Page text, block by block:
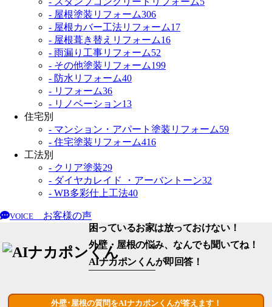
- 屋根塗装リフォーム306
- 屋根カバー工法リフォーム17
- 屋根葺き替えリフォーム16
- 雨漏り工事リフォーム52
- その他塗装リフォーム199
- 防水リフォーム40
- リフォーム36
- リノベーション13
住宅別
- マンション・アパート塗装リフォーム59
- 住宅塗装リフォーム416
工法別
- クリア塗装29
- ダイヤカレイド ・アーバントーン32
- WB多彩仕上工法40
VOICE
お客様の声
困っているお家は放っておけない！
外壁・屋根の悩み、なんでも聞いてね！
AIナカポンくんが即回答！
外壁･屋根の質問をAIナカポンくんが答えます！